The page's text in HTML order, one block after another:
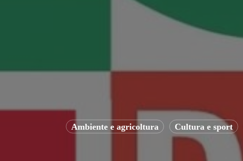
Ambiente e agricoltura Cultura e sport